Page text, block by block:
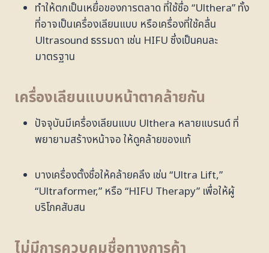
ทำให้ตกเป็นเหยื่อของการตลาด ที่ใช้ชื่อ “Ulthera” ทั้ง
ที่อาจเป็นเครื่องเลียนแบบ หรือเครื่องที่ใช้คลื่น
Ultrasound ธรรมดา เช่น HIFU ซึ่งเป็นคนละ
มาตรฐาน
เครื่องเลียนแบบหน้าตาคล้ายกัน
ปัจจุบันมีเครื่องเลียนแบบ Ulthera หลายแบรนด์ ที่
พยายามสร้างหน้าจอ ให้ดูคล้ายของแท้
บางเครื่องตั้งชื่อให้คล้ายคลึง เช่น “Ultra Lift,”
“Ultraformer,” หรือ “HIFU Therapy” เพื่อให้ผู้
บริโภคสับสน